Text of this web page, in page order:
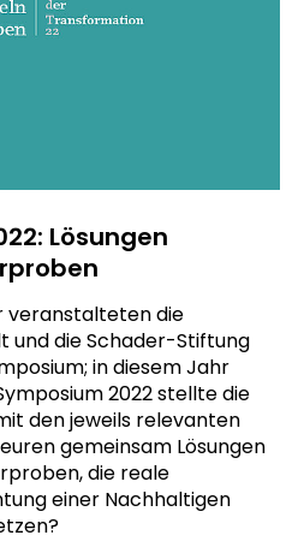
Lösungen
veranstalteten die
und die Schader-Stiftung
in diesem Jahr
2022 stellte die
den jeweils relevanten
gemeinsam Lösungen
die reale
einer Nachhaltigen